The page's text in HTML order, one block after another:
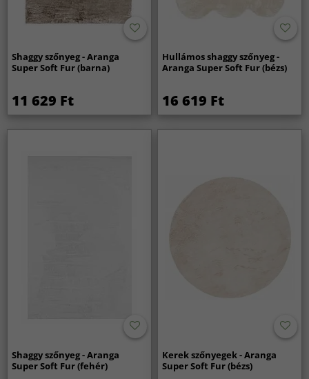
Shaggy szőnyeg - Aranga
Super Soft Fur (barna)
11 629 Ft
Hullámos shaggy szőnyeg -
Aranga Super Soft Fur (bézs)
16 619 Ft
Shaggy szőnyeg - Aranga
Super Soft Fur (fehér)
Kerek szőnyegek - Aranga
Super Soft Fur (bézs)